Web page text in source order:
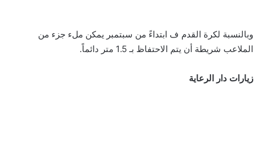
وبالنسبة لكرة القدم ف ابتداءً من سبتمبر يمكن ملء جزء من
الملاعب شريطة أن يتم الاحتفاظ بـ 1.5 متر دائماً.
زيارات دار الرعاية